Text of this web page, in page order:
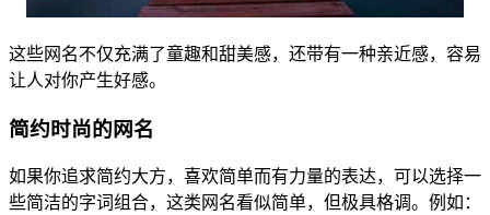
这些网名不仅充满了童趣和甜美感，还带有一种亲近感，容易
让人对你产生好感。
简约时尚的网名
如果你追求简约大方，喜欢简单而有力量的表达，可以选择一
些简洁的字词组合，这类网名看似简单，但极具格调。例如：